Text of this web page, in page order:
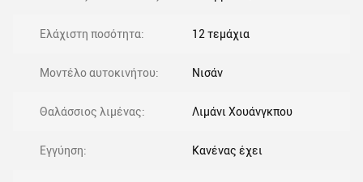
Ελάχιστη ποσότητα: 12 τεμάχια
Μοντέλο αυτοκινήτου: Νισάν
Θαλάσσιος λιμένας: Λιμάνι Χουάνγκπου
Εγγύηση: Κανένας έχει